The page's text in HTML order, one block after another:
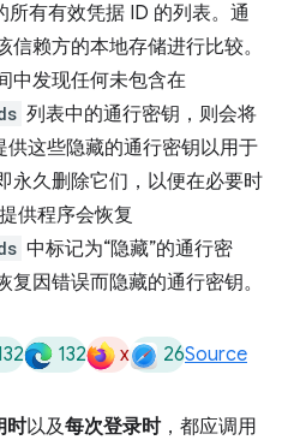
所有有效凭据 ID 的列表。通
赖方的本地存储进行比较。
中发现任何未包含在
列表中的通行密钥，则会将
供这些隐藏的通行密钥以用于
永久删除它们，以便在必要时
供程序会恢复
中标记为“隐藏”的通行密
因错误而隐藏的通行密钥。
132 x 26Source
时以及每次登录时，都应调用